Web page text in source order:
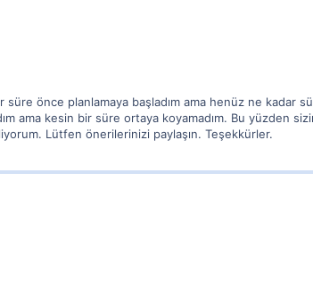
önce planlamaya başladım ama henüz ne kadar
ama kesin bir süre ortaya koyamadım. Bu yüzden
Lütfen önerilerinizi paylaşın. Teşekkürler.